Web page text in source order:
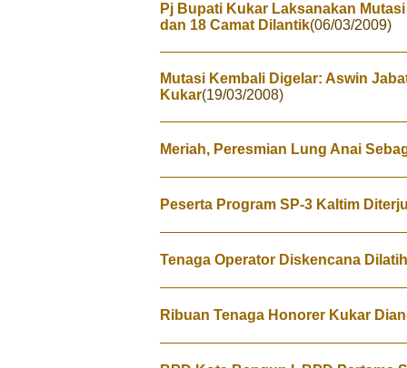
Pj Bupati Kukar Laksanakan
dan 18 Camat Dilantik(06/03/2009)
Mutasi Kembali Digelar: Aswin
Kukar(19/03/2008)
Meriah, Peresmian Lung Anai
Peserta Program SP-3 Kaltim
Tenaga Operator Diskencana
Ribuan Tenaga Honorer Kukar